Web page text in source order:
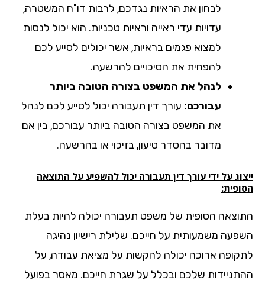
לבחון את הראיות נגדכם, לרבות דו"ח המשטרה,
עדויות עדי ראייה וראיות טכניות. הוא יכול לנסות
למצוא פגמים בראיות, אשר יכולים לסייע לכם
להפחית את הסיכויים להרשעה.
לנהל את המשפט בצורה הטובה ביותר
עבורכם:עורך דין תעבורה יכול לסייע לכם לנהל
את המשפט בצורה הטובה ביותר עבורכם, בין אם
מדובר בהסדר טיעון, בזיכוי או בהרשעה.
על ידי עורך דין תעבורה יכול להשפיע על התוצאה
הסופית של משפט תעבורה יכולה להיות בעלת
משמעותית על חייכם. שלילת רישיון נהיגה
ארוכה יכולה להקשות על מציאת עבודה, על
שלכם ובכלל על שגרת חייכם. מאסר בפועל